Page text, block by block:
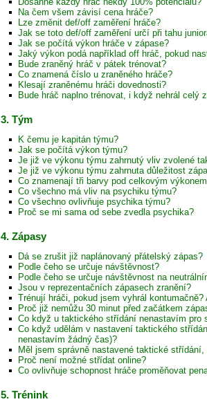
Na čem všem závisí cena hráče?
Lze změnit def/off zaměření hráče?
Jak se toto def/off zaměření určí při tahu
Jak se počítá výkon hráče v zápase?
Jaký výkon podá například off hráč, pokud
Bude zraněný hráč v pátek trénovat?
Co znamená číslo u zraněného hráče?
Klesají zraněnému hráči dovednosti?
Bude hráč naplno trénovat, i když nehrál celý
3. Tým
K čemu je kapitán týmu?
Jak se počítá výkon týmu?
Je již ve výkonu týmu zahrnutý vliv zvolené
Je již ve výkonu týmu zahrnuta důležitost
Co znamenají tři barvy pod celkovým
Co všechno má vliv na psychiku týmu?
Co všechno ovlivňuje psychika týmu?
Proč se mi sama od sebe zvedla psychika?
4. Zápasy
Dá se zrušit již naplánovaný přátelský zápas?
Podle čeho se určuje návštěvnost?
Podle čeho se určuje návštěvnost na
Jsou v reprezentačních zápasech zranění?
Trénují hráči, pokud jsem vyhrál
Proč již nemůžu 30 minut před začátkem
Co když u taktického střídání nenastavím pro
Co když udělám v nastavení taktického
nenastavím žádný čas)?
Měl jsem správně nastavené taktické
Proč není možné střídat online?
Co ovlivňuje schopnost hráče proměňovat
5. Trénink